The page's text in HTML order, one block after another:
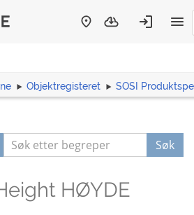
Objektregisteret SOSI
Søk
HØYDE